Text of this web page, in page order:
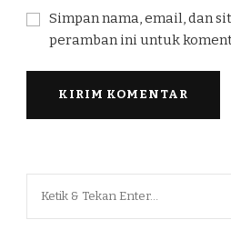
Simpan nama, email, dan
peramban ini untuk
Mencari